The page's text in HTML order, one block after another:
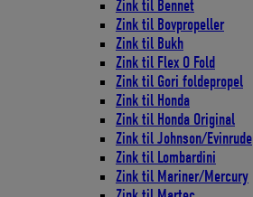
Zink til Bennet
Zink til Bovpropeller
Zink til Bukh
Zink til Flex O Fold
Zink til Gori foldepropel
Zink til Honda
Zink til Honda Original
Zink til Johnson/Evinrude
Zink til Lombardini
Zink til Mariner/Mercury